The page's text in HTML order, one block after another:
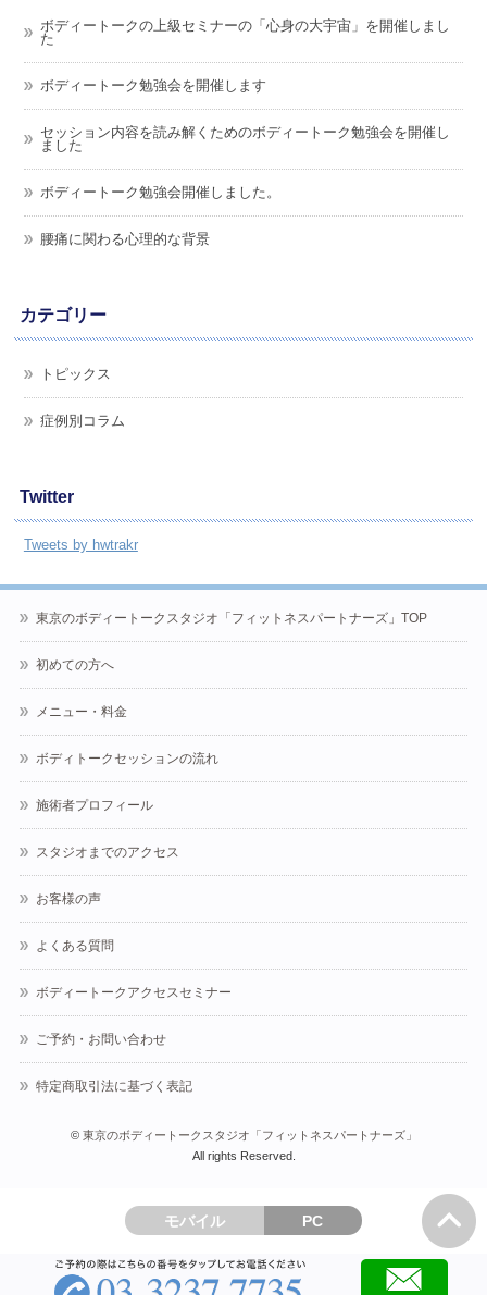
ボディートークの上級セミナーの「心身の大宇宙」を開催しまし
た
ボディートーク勉強会を開催します
セッション内容を読み解くためのボディートーク勉強会を開催し
ました
ボディートーク勉強会開催しました。
腰痛に関わる心理的な背景
カテゴリー
トピックス
症例別コラム
Twitter
Tweets by hwtrakr
東京のボディートークスタジオ「フィットネスパートナーズ」TOP
初めての方へ
メニュー・料金
ボディトークセッションの流れ
施術者プロフィール
スタジオまでのアクセス
お客様の声
よくある質問
ボディートークアクセスセミナー
ご予約・お問い合わせ
特定商取引法に基づく表記
© 東京のボディートークスタジオ「フィットネスパートナーズ」
All rights Reserved.
モバイル PC